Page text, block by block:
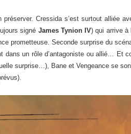
Cressida s’est surtout alliée
signé James Tynion IV) qui arrive à
prometteuse. Seconde surprise du
dans un rôle d’antagoniste ou allié… Et
surprise…), Bane et Vengeance se